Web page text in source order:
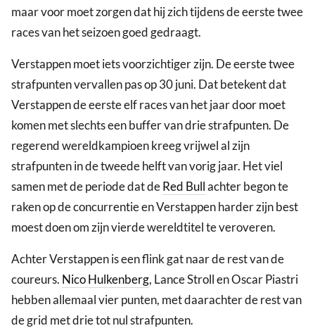
maar voor moet zorgen dat hij zich tijdens de eerste twee
races van het seizoen goed gedraagt.
Verstappen moet iets voorzichtiger zijn. De eerste twee
strafpunten vervallen pas op 30 juni. Dat betekent dat
Verstappen de eerste elf races van het jaar door moet
komen met slechts een buffer van drie strafpunten. De
regerend wereldkampioen kreeg vrijwel al zijn
strafpunten in de tweede helft van vorig jaar. Het viel
samen met de periode dat deRed Bullachter begon te
raken op de concurrentie en Verstappen harder zijn best
moest doen om zijn vierde wereldtitel te veroveren.
Achter Verstappen is een flink gat naar de rest van de
coureurs. Nico Hulkenberg, Lance Stroll en Oscar Piastri
hebben allemaal vier punten, met daarachter de rest van
de grid met drie tot nul strafpunten.